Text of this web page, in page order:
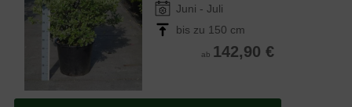
Juni - Juli
bis zu 150 cm
ab 142,90 €